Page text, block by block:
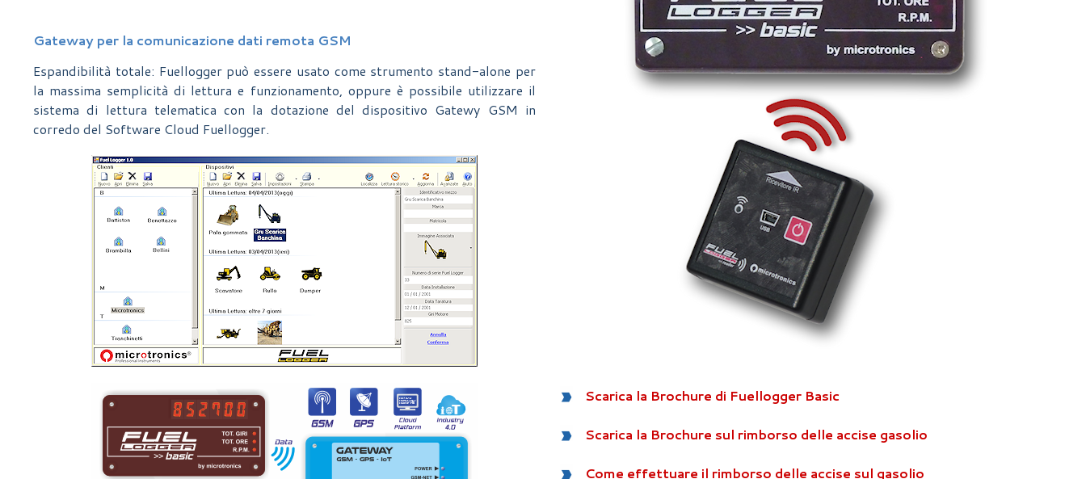
Gateway per la comunicazione dati remota GSM
Espandibilità totale: Fuellogger può essere usato come strumento stand-alone per
la massima semplicità di lettura e funzionamento, oppure è possibile utilizzare il
sistema di lettura telematica con la dotazione del dispositivo Gatewy GSM in
corredo del Software Cloud Fuellogger.
Scarica la Brochure di Fuellogger Basic
Scarica la Brochure sul rimborso delle accise gasolio
Come effettuare il rimborso delle accise sul gasolio